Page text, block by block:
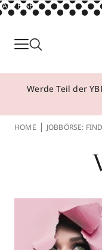
ANZEIGE
Parfum
Make-up
Über
Aktionen
Storefinder
Werde Teil der
HOME JOBBÖRSE: